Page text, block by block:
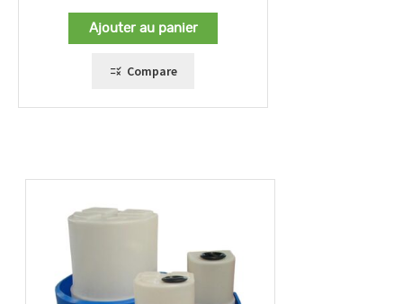
Ajouter au panier
Compare